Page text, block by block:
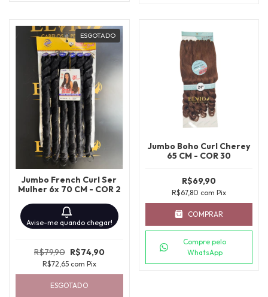
ESGOTADO
Jumbo French Curl Ser
Mulher 6x 70 CM - COR 2
Avise-me quando chegar!
R$79,90 R$74,90
R$72,65 com Pix
ESGOTADO
Jumbo Boho Curl Cherey
65 CM - COR 30
R$69,90
R$67,80 com Pix
COMPRAR
Compre pelo
WhatsApp